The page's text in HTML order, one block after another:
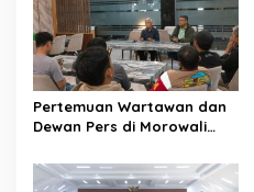
i
p
o
s
Pertemuan Wartawan dan
Dewan Pers di Morowali
dan Peningkatan
Kompetensi Jurnalis